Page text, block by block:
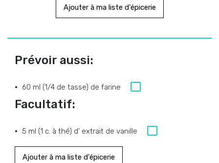
Ajouter à ma liste d'épicerie
Prévoir aussi:
60 ml (1/4 de tasse) de farine
Facultatif:
5 ml (1 c. à thé) d’ extrait de vanille
Ajouter à ma liste d'épicerie